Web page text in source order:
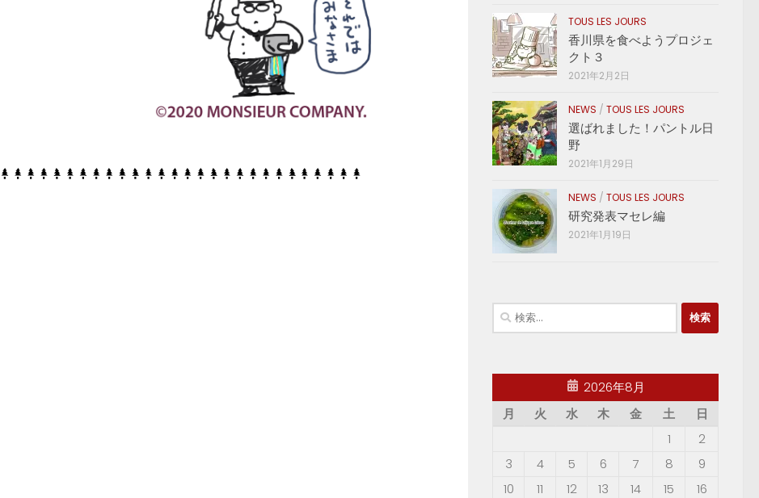
TOUS LES JOURS
香川県を食べようプロジェ
クト３
2021年2月2日
NEWS / TOUS LES JOURS
選ばれました！パントル日
野
2021年1月29日
NEWS / TOUS LES JOURS
研究発表マセレ編
2021年1月19日
2026年8月
月
火 水 木 金 土
日
1
2
3
4 5 6 7 8
9
10
11 12 13 14 15
16